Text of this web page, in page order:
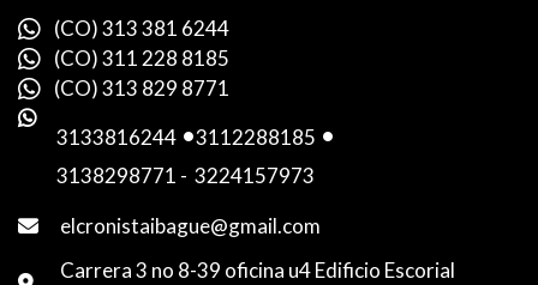
(CO) 313 381 6244
(CO) 311 228 8185
(CO) 313 829 8771
3133816244 -3112288185 -
3138298771 - 3224157973
elcronistaibague@gmail.com
Carrera 3 no 8-39 oficina u4 Edificio Escorial